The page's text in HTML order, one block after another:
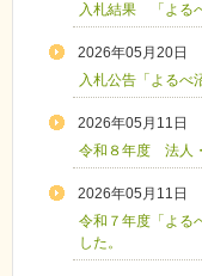
入札結果 「よる
2026年05月20日
入札公告「よるべ
2026年05月11日
令和８年度 法人
2026年05月11日
令和７年度「よる
した。